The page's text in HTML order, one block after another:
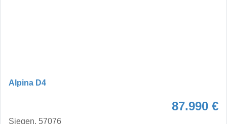
Alpina D4
87.990 €
Siegen, 57076